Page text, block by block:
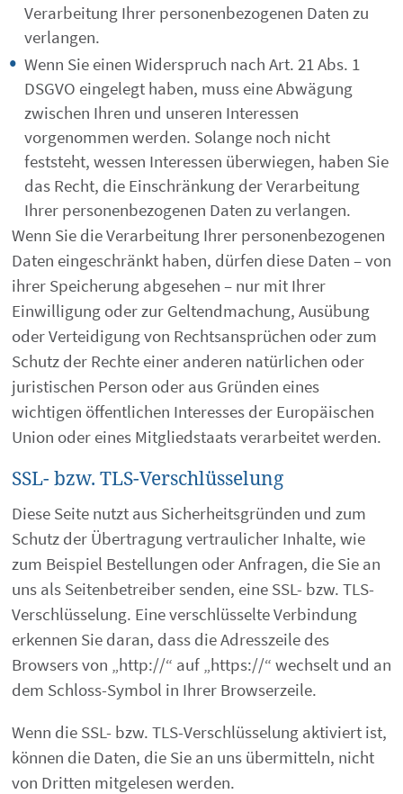
Verarbeitung Ihrer personenbezogenen Daten zu
verlangen.
Wenn Sie einen Widerspruch nach Art. 21 Abs. 1
DSGVO eingelegt haben, muss eine Abwägung
zwischen Ihren und unseren Interessen
vorgenommen werden. Solange noch nicht
feststeht, wessen Interessen überwiegen, haben Sie
das Recht, die Einschränkung der Verarbeitung
Ihrer personenbezogenen Daten zu verlangen.
Wenn Sie die Verarbeitung Ihrer personenbezogenen
Daten eingeschränkt haben, dürfen diese Daten – von
ihrer Speicherung abgesehen – nur mit Ihrer
Einwilligung oder zur Geltendmachung, Ausübung
oder Verteidigung von Rechtsansprüchen oder zum
Schutz der Rechte einer anderen natürlichen oder
juristischen Person oder aus Gründen eines
wichtigen öffentlichen Interesses der Europäischen
Union oder eines Mitgliedstaats verarbeitet werden.
SSL- bzw. TLS-Verschlüsselung
Diese Seite nutzt aus Sicherheitsgründen und zum
Schutz der Übertragung vertraulicher Inhalte, wie
zum Beispiel Bestellungen oder Anfragen, die Sie an
uns als Seitenbetreiber senden, eine SSL- bzw. TLS-
Verschlüsselung. Eine verschlüsselte Verbindung
erkennen Sie daran, dass die Adresszeile des
Browsers von „http://“ auf „https://“ wechselt und an
dem Schloss-Symbol in Ihrer Browserzeile.
Wenn die SSL- bzw. TLS-Verschlüsselung aktiviert ist,
können die Daten, die Sie an uns übermitteln, nicht
von Dritten mitgelesen werden.